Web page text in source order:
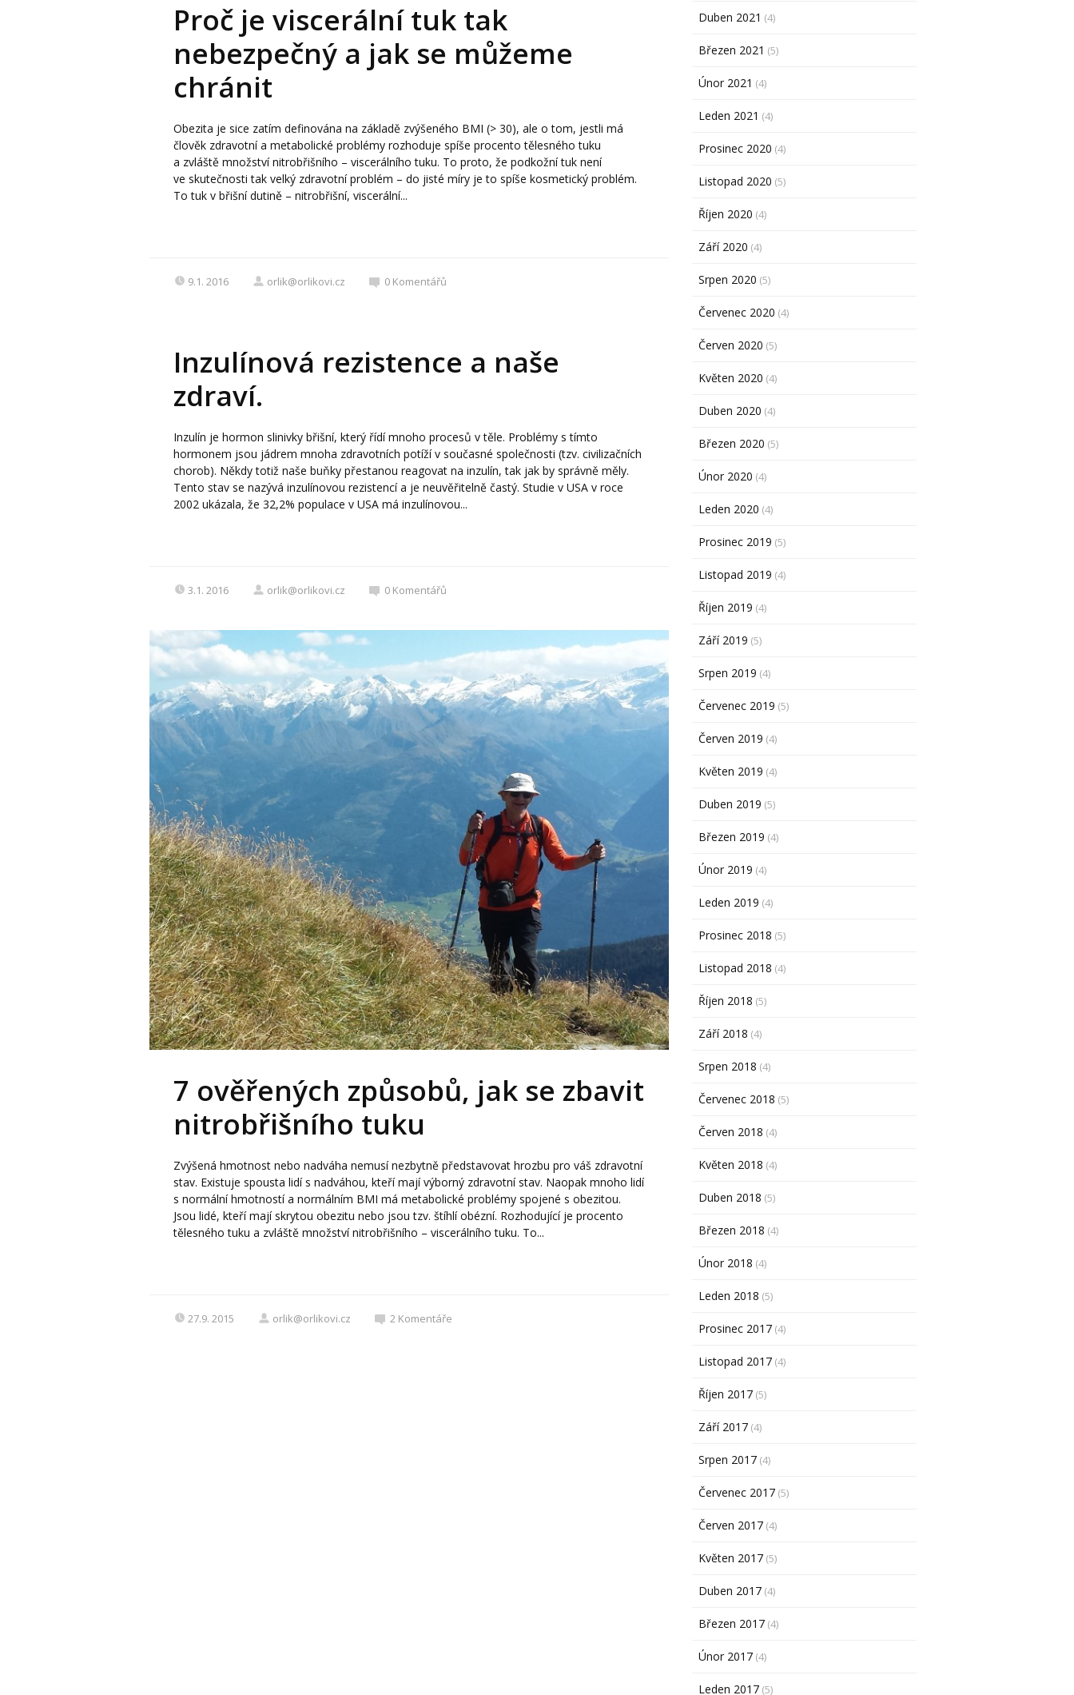
Proč je viscerální tuk tak
nebezpečný a jak se můžeme
chránit
Obezita je sice zatím definována na základě zvýšeného BMI (> 30), ale o tom, jestli má
člověk zdravotní a metabolické problémy rozhoduje spíše procento tělesného tuku
a zvláště množství nitrobřišního – viscerálního tuku. To proto, že podkožní tuk není
ve skutečnosti tak velký zdravotní problém – do jisté míry je to spíše kosmetický problém.
To tuk v břišní dutině – nitrobřišní, viscerální...
9.1. 2016 orlik@orlikovi.cz 0 Komentářů
Inzulínová rezistence a naše
zdraví.
Inzulín je hormon slinivky břišní, který řídí mnoho procesů v těle. Problémy s tímto
hormonem jsou jádrem mnoha zdravotních potíží v současné společnosti (tzv. civilizačních
chorob). Někdy totiž naše buňky přestanou reagovat na inzulín, tak jak by správně měly.
Tento stav se nazývá inzulínovou rezistencí a je neuvěřitelně častý. Studie v USA v roce
2002 ukázala, že 32,2% populace v USA má inzulínovou...
3.1. 2016 orlik@orlikovi.cz 0 Komentářů
7 ověřených způsobů, jak se zbavit
nitrobřišního tuku
Zvýšená hmotnost nebo nadváha nemusí nezbytně představovat hrozbu pro váš zdravotní
stav. Existuje spousta lidí s nadváhou, kteří mají výborný zdravotní stav. Naopak mnoho lidí
s normální hmotností a normálním BMI má metabolické problémy spojené s obezitou.
Jsou lidé, kteří mají skrytou obezitu nebo jsou tzv. štíhlí obézní. Rozhodující je procento
tělesného tuku a zvláště množství nitrobřišního – viscerálního tuku. To...
27.9. 2015 orlik@orlikovi.cz 2 Komentáře
Duben 2021 (4)
Březen 2021 (5)
Únor 2021 (4)
Leden 2021 (4)
Prosinec 2020 (4)
Listopad 2020 (5)
Říjen 2020 (4)
Září 2020 (4)
Srpen 2020 (5)
Červenec 2020 (4)
Červen 2020 (5)
Květen 2020 (4)
Duben 2020 (4)
Březen 2020 (5)
Únor 2020 (4)
Leden 2020 (4)
Prosinec 2019 (5)
Listopad 2019 (4)
Říjen 2019 (4)
Září 2019 (5)
Srpen 2019 (4)
Červenec 2019 (5)
Červen 2019 (4)
Květen 2019 (4)
Duben 2019 (5)
Březen 2019 (4)
Únor 2019 (4)
Leden 2019 (4)
Prosinec 2018 (5)
Listopad 2018 (4)
Říjen 2018 (5)
Září 2018 (4)
Srpen 2018 (4)
Červenec 2018 (5)
Červen 2018 (4)
Květen 2018 (4)
Duben 2018 (5)
Březen 2018 (4)
Únor 2018 (4)
Leden 2018 (5)
Prosinec 2017 (4)
Listopad 2017 (4)
Říjen 2017 (5)
Září 2017 (4)
Srpen 2017 (4)
Červenec 2017 (5)
Červen 2017 (4)
Květen 2017 (5)
Duben 2017 (4)
Březen 2017 (4)
Únor 2017 (4)
Leden 2017 (5)